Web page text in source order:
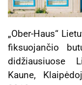
„Ober-Haus“
fiksuojančio
didžiausiuose
Kaune,